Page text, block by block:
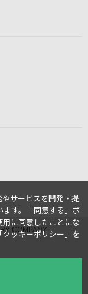
COMPANY
サービスを開発・提
す。
「同意する」ボ
に同意したことにな
クッキーポリシー 」を